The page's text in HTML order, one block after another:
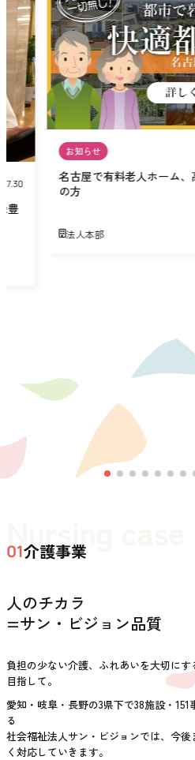
豊
お知らせ
名古屋で有料老人ホーム
の方
法人本部
Nursing case
01介護事業
人のチカラ
=サン・ビジョン品質
負担の少ない介護、ふれあいを大切に
目指して。
愛知・岐阜・長野の3県下で38施設・
る
社会福祉法人サン・ビジョンでは、今
く対応していきます。